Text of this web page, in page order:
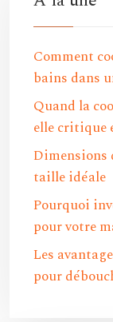
Comment
bains dans
Quand la
elle critique
Dimensions
taille idéale
Pourquoi
pour votre
Les
pour